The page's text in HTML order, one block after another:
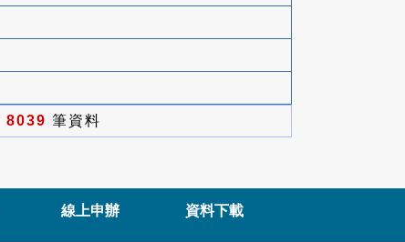
8039 筆資料
線上申辦 資料下載